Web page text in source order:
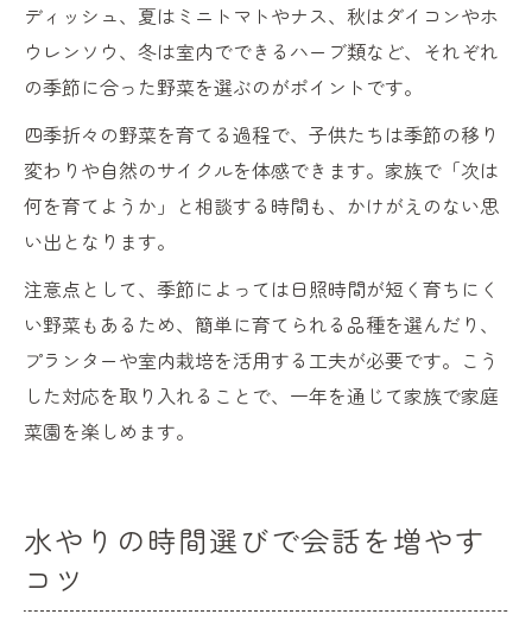
ディッシュ、夏はミニトマトやナス、秋はダイコンやホ
ウレンソウ、冬は室内でできるハーブ類など、それぞれ
の季節に合った野菜を選ぶのがポイントです。
四季折々の野菜を育てる過程で、子供たちは季節の移り
変わりや自然のサイクルを体感できます。家族で「次は
何を育てようか」と相談する時間も、かけがえのない思
い出となります。
注意点として、季節によっては日照時間が短く育ちにく
い野菜もあるため、簡単に育てられる品種を選んだり、
プランターや室内栽培を活用する工夫が必要です。こう
した対応を取り入れることで、一年を通じて家族で家庭
菜園を楽しめます。
水やりの時間選びで会話を増やす
コツ